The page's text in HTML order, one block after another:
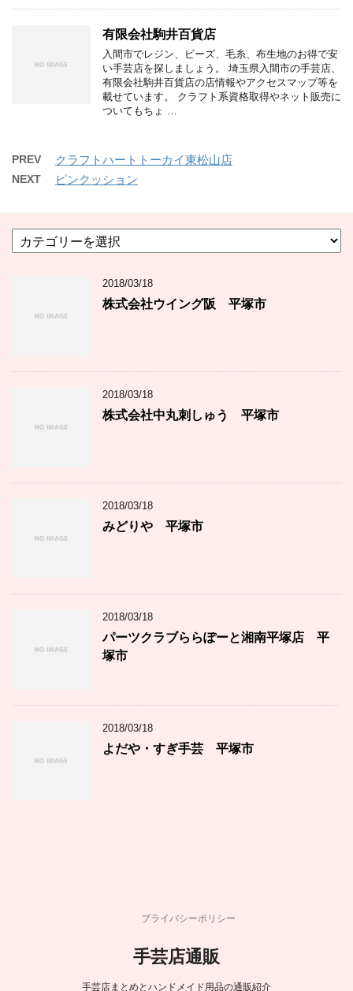
有限会社駒井百貨店
入間市でレジン、ビーズ、毛糸、布生地のお得で安
い手芸店を探しましょう。 埼玉県入間市の手芸店、
有限会社駒井百貨店の店情報やアクセスマップ等を
載せています。 クラフト系資格取得やネット販売に
ついてもちょ …
PREV クラフトハートトーカイ東松山店
NEXT ピンクッション
テ
2018/03/18
株式会社ウイング阪 平塚市
2018/03/18
株式会社中丸刺しゅう 平塚市
2018/03/18
みどりや 平塚市
2018/03/18
パーツクラブららぽーと湘南平塚店 平
塚市
2018/03/18
よだや・すぎ手芸 平塚市
プライバシーポリシー
手芸店通販
手芸店まとめとハンドメイド用品の通販紹介